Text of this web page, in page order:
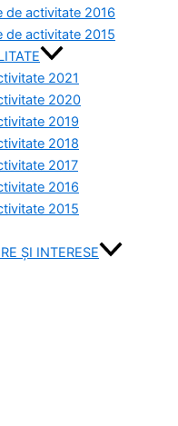
de activitate 2016
de activitate 2015
2021
2020
2019
2018
2017
2016
2015
ȘI INTERESE